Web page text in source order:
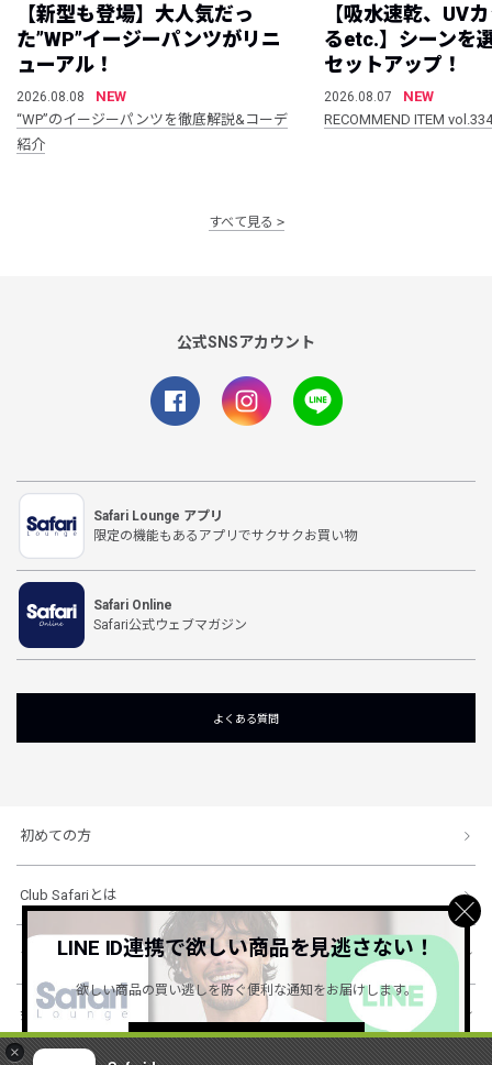
×
【新型も登場】大人気だっ
た”WP”イージーパンツがリニ
ューアル！
2026.08.08
NEW
“WP”のイージーパンツを徹底解説&コーデ
紹介
【吸水速乾、UV
るetc.】シーンを
セットアップ！
2026.08.07
NEW
RECOMMEND ITEM vol.334
すべて見る
公式SNSアカウント
Safari Lounge アプリ
限定の機能もあるアプリでサクサクお買い物
Safari Online
Safari公式ウェブマガジン
よくある質問
初めての方
Club Safariとは
ショッピングガイド
会社概要・規約
LINE ID連携で欲しい商品を見逃さない！
欲しい商品の買い逃しを防ぐ便利な通知をお届けします。
詳しくはこちら ＞